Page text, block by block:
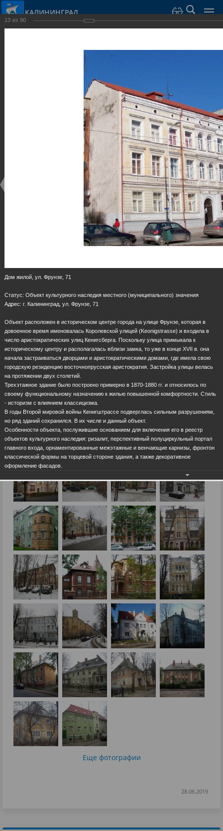
КАЛИНИНГРАД
Еще фотографии
28.06.2019
13 из 90
Дом жилой, ул. Фрунзе, 71
Статус: Объект культурного наследия местного (муниципального) значения
Адрес: г. Калининград, ул. Фрунзе, 71
Объект расположен в историческом центре города на улице Фрунзе, которая в
довоенное время именовалась Королевской улицей (Keonigstrasse) и входила в
число аристократических улиц Кенигсберга. Поскольку улица примыкала к
историческому центру и располагалась вблизи замка, то уже в конце XVII в. она
начала застраиваться дворцами и аристократическими домами, где имела свою
городскую резиденцию восточнопрусская аристократия. Застройка улицы велась
на протяжении двух столетий.
Трехэтажное здание было построено примерно в 1870-1880 гг. и относилось по
своему функциональному назначению к жилью повышенной комфортности. Стиль
- историзм с влиянием классицизма.
В годы Второй мировой войны Кенигштрассе подверглась сильным разрушениям,
но ряд зданий сохранился. В их числе и данный объект.
Особенности объекта, послужившие основанием для включения его в реестр
объектов культурного наследия: ризалит, перспективный полуциркульный портал
главного входа, орнаментированные межэтажные и венчающие карнизы, фронтон
классической формы на торцевой стороне здания, а также декоративное
оформление фасадов.